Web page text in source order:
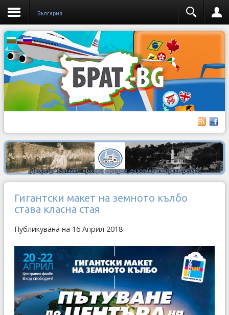
България
Гигантски макет на земното кълбо
става класна стая
Публикувана на 16 Април 2018